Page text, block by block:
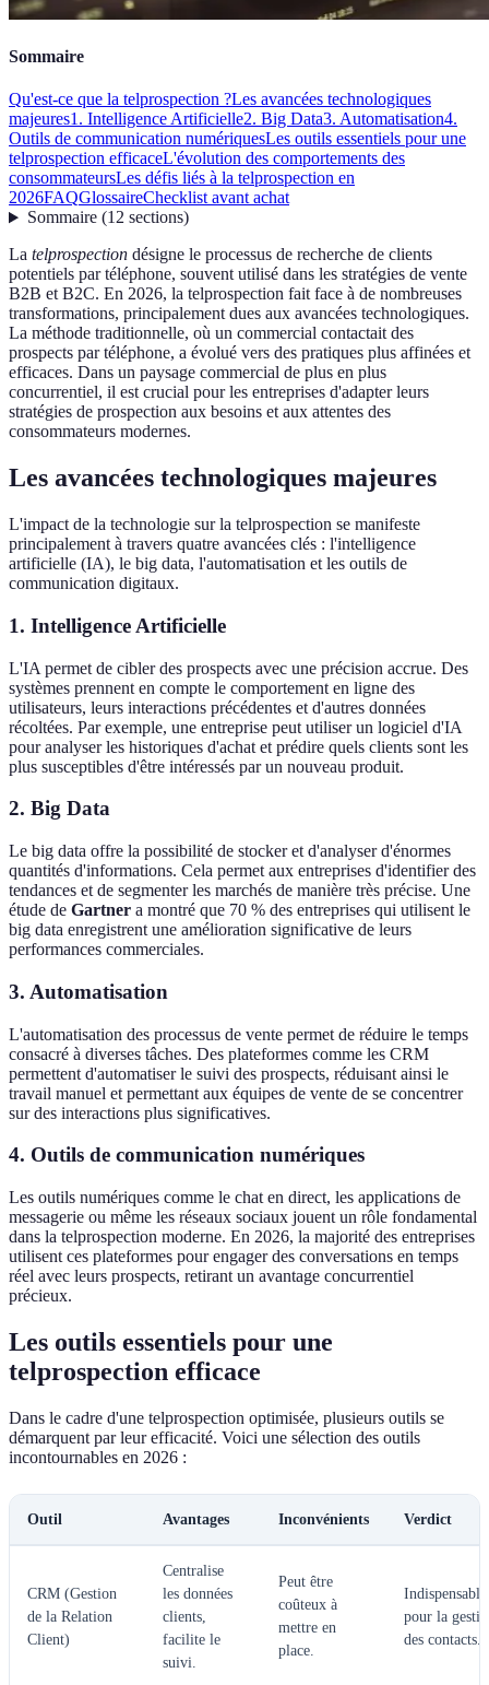
Sommaire
Qu'est-ce que la telprospection ?Les avancées technologiques
majeures1. Intelligence Artificielle2. Big Data3. Automatisation4.
Outils de communication numériquesLes outils essentiels pour une
telprospection efficaceL'évolution des comportements des
consommateursLes défis liés à la telprospection en
2026FAQGlossaireChecklist avant achat
Sommaire(12 sections)
La telprospection désigne le processus de recherche de clients
potentiels par téléphone, souvent utilisé dans les stratégies de vente
B2B et B2C. En 2026, la telprospection fait face à de nombreuses
transformations, principalement dues aux avancées technologiques.
La méthode traditionnelle, où un commercial contactait des
prospects par téléphone, a évolué vers des pratiques plus affinées et
efficaces. Dans un paysage commercial de plus en plus
concurrentiel, il est crucial pour les entreprises d'adapter leurs
stratégies de prospection aux besoins et aux attentes des
consommateurs modernes.
Les avancées technologiques majeures
L'impact de la technologie sur la telprospection se manifeste
principalement à travers quatre avancées clés : l'intelligence
artificielle (IA), le big data, l'automatisation et les outils de
communication digitaux.
1. Intelligence Artificielle
L'IA permet de cibler des prospects avec une précision accrue. Des
systèmes prennent en compte le comportement en ligne des
utilisateurs, leurs interactions précédentes et d'autres données
récoltées. Par exemple, une entreprise peut utiliser un logiciel d'IA
pour analyser les historiques d'achat et prédire quels clients sont les
plus susceptibles d'être intéressés par un nouveau produit.
2. Big Data
Le big data offre la possibilité de stocker et d'analyser d'énormes
quantités d'informations. Cela permet aux entreprises d'identifier des
tendances et de segmenter les marchés de manière très précise. Une
étude de Gartner a montré que 70 % des entreprises qui utilisent le
big data enregistrent une amélioration significative de leurs
performances commerciales.
3. Automatisation
L'automatisation des processus de vente permet de réduire le temps
consacré à diverses tâches. Des plateformes comme les CRM
permettent d'automatiser le suivi des prospects, réduisant ainsi le
travail manuel et permettant aux équipes de vente de se concentrer
sur des interactions plus significatives.
4. Outils de communication numériques
Les outils numériques comme le chat en direct, les applications de
messagerie ou même les réseaux sociaux jouent un rôle fondamental
dans la telprospection moderne. En 2026, la majorité des entreprises
utilisent ces plateformes pour engager des conversations en temps
réel avec leurs prospects, retirant un avantage concurrentiel
précieux.
Les outils essentiels pour une
telprospection efficace
Dans le cadre d'une telprospection optimisée, plusieurs outils se
démarquent par leur efficacité. Voici une sélection des outils
incontournables en 2026 :
Outil Avantages Inconvénients Verdict
CRM (Gestion
de la Relation
Client)
Centralise
les données
clients,
facilite le
suivi.
Peut être
coûteux à
mettre en
place.
Indispensable
pour la
des contacts.